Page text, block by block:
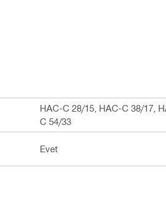
HAC-C 28/15, HAC-C 38/17,
C 54/33
Evet